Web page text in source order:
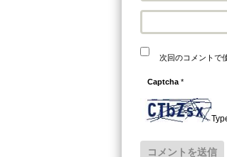
次回のコメントで
Captcha *